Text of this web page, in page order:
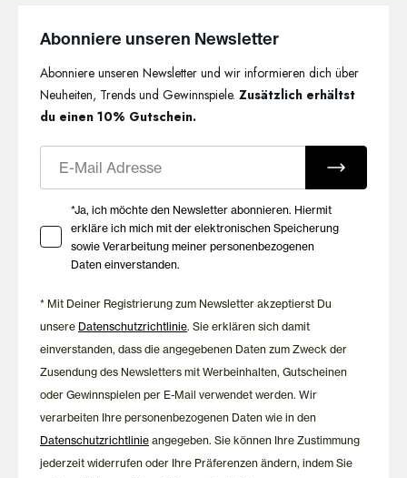
oder fließende TENCEL™ Fasern – die ausgewählten
hochwertige Optik. Sorgfältige Verarbeitung und durchdachte
Passformen verbinden Komfort mit zeitloser Eleganz und
machen die Modelle zu besonderen Geschenkideen für
Für besondere Momente und
jeden Tag
Ob zum Geburtstag, zu Weihnachten, zum Valentinstag oder
einfach als kleine Aufmerksamkeit – mit den Geschenkideen
Entdecke zeitlose Damenwäsche und Nachtwäsche, die
Komfort und Stil harmonisch miteinander verbindet und lange
Freude bereitet.
Abonniere unseren Newsletter
Abonniere unseren Newsletter und wir informieren dich über
Neuheiten, Trends und Gewinnspiele.Zusätzlich erhältst
du einen 10% Gutschein.
Ihre Zustimmung zu Marketing E-Mails
*Ja, ich möchte den Newsletter abonnieren. Hiermit
erkläre ich mich mit der elektronischen Speicherung
sowie Verarbeitung meiner personenbezogenen
Daten einverstanden.
* Mit Deiner Registrierung zum Newsletter akzeptierst Du
unsere Datenschutzrichtlinie. Sie erklären sich damit
einverstanden, dass die angegebenen Daten zum Zweck der
Zusendung des Newsletters mit Werbeinhalten, Gutscheinen
oder Gewinnspielen per E-Mail verwendet werden. Wir
verarbeiten Ihre personenbezogenen Daten wie in den
Datenschutzrichtlinie angegeben. Sie können Ihre Zustimmung
jederzeit widerrufen oder Ihre Präferenzen ändern, indem Sie